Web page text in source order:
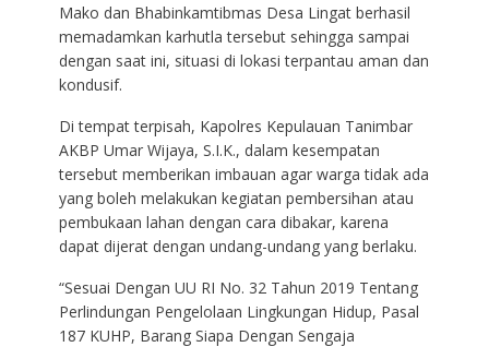
Mako dan Bhabinkamtibmas Desa Lingat berhasil
memadamkan karhutla tersebut sehingga sampai
dengan saat ini, situasi di lokasi terpantau aman dan
kondusif.
Di tempat terpisah, Kapolres Kepulauan Tanimbar
AKBP Umar Wijaya, S.I.K., dalam kesempatan
tersebut memberikan imbauan agar warga tidak ada
yang boleh melakukan kegiatan pembersihan atau
pembukaan lahan dengan cara dibakar, karena
dapat dijerat dengan undang-undang yang berlaku.
“Sesuai Dengan UU RI No. 32 Tahun 2019 Tentang
Perlindungan Pengelolaan Lingkungan Hidup, Pasal
187 KUHP, Barang Siapa Dengan Sengaja